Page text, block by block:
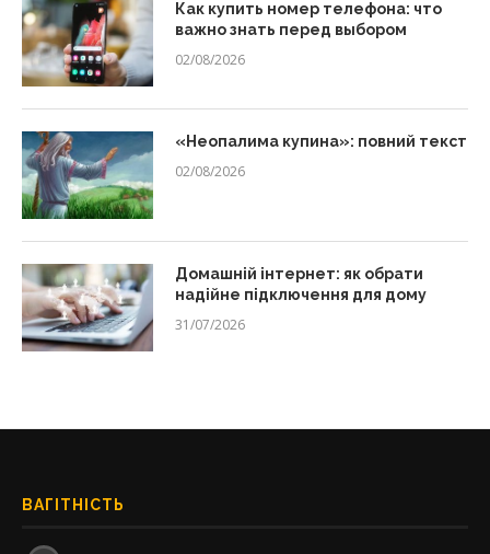
Как купить номер телефона: что
важно знать перед выбором
02/08/2026
«Неопалима купина»: повний текст
02/08/2026
Домашній інтернет: як обрати
надійне підключення для дому
31/07/2026
ВАГІТНІСТЬ